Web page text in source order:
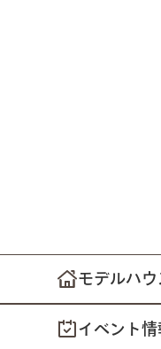
モデルハウ
イベント情